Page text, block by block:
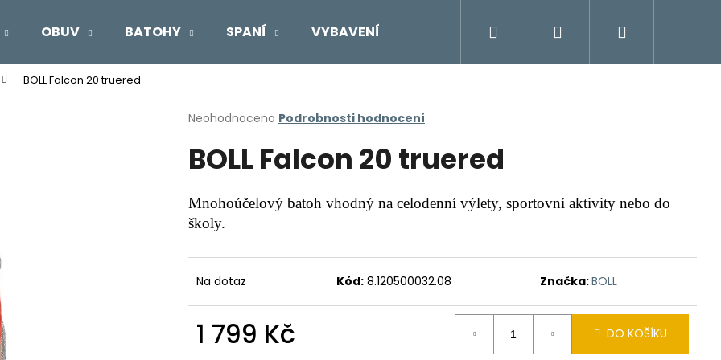
OBUV BATOHY SPANÍ VYBAVENÍ Moje objednávka
Přihlášení
BOLL Falcon 20 truered
Průměrné
produktu
je
z
5
hvězdiček.
Neohodnoceno Podrobnosti hodnocení
BOLL Falcon 20 truered
Mnohoúčelový batoh vhodný na celodenní výlety, sportovní aktivity nebo do
školy.
Na dotaz Kód: 8.120500032.08 Značka:BOLL
1 799 Kč DO KOŠÍKU
Co potřebujete najít?
HLEDAT